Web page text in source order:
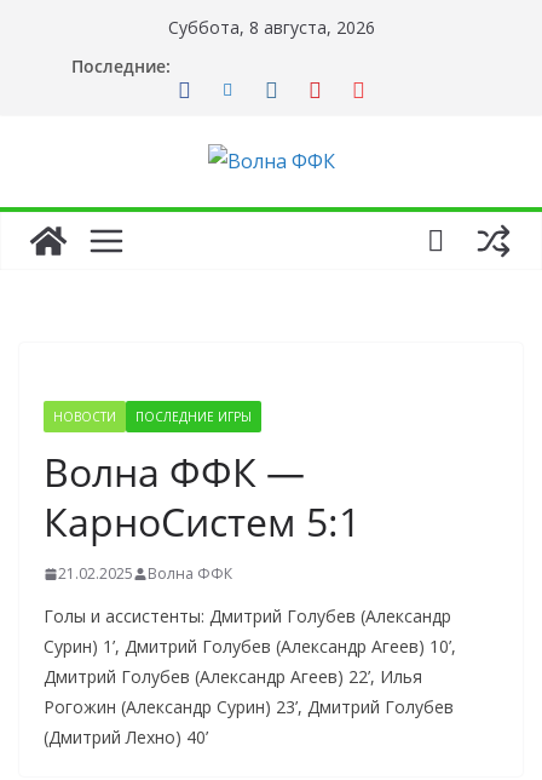
содержимому
Суббота, 8 августа, 2026
Последние:
НОВОСТИ ПОСЛЕДНИЕ ИГРЫ
Волна ФФК —
КарноСистем 5:1
21.02.2025 Волна ФФК
Голы и ассистенты: Дмитрий Голубев (Александр
Сурин) 1’, Дмитрий Голубев (Александр Агеев) 10’,
Дмитрий Голубев (Александр Агеев) 22’, Илья
Рогожин (Александр Сурин) 23’, Дмитрий Голубев
(Дмитрий Лехно) 40’